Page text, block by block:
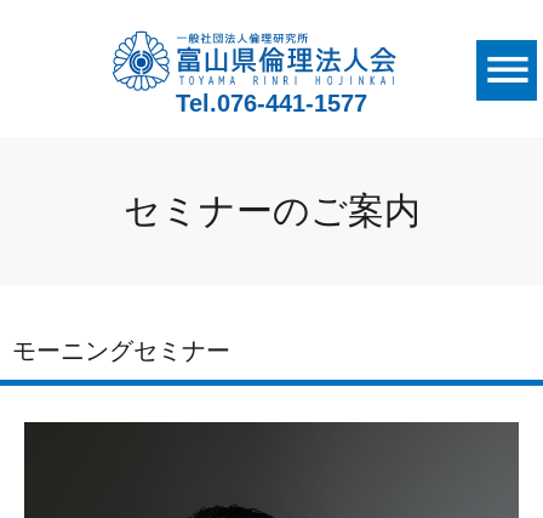
Tel.076-441-1577
セミナーのご案内
モーニングセミナー